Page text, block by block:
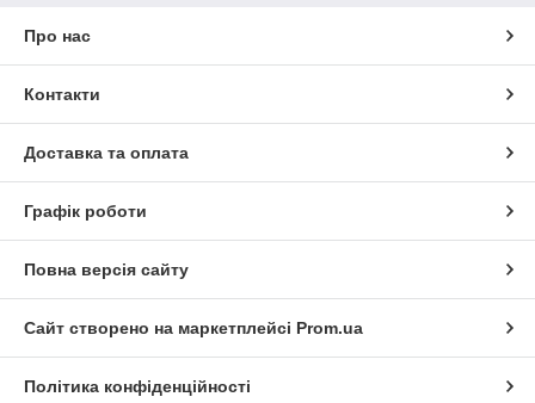
Про нас
Контакти
Доставка та оплата
Графік роботи
Повна версія сайту
Сайт створено на маркетплейсі Prom.ua
Політика конфіденційності